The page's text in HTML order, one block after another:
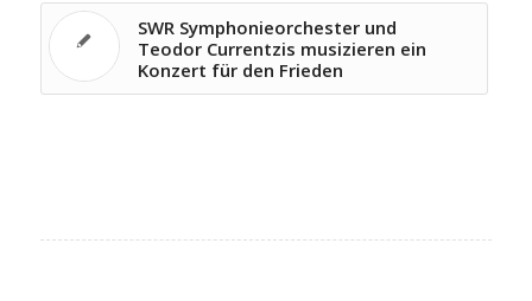
SWR Symphonieorchester und
Teodor Currentzis musizieren ein
Konzert für den Frieden